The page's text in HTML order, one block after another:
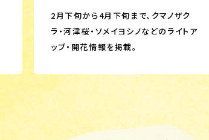
2月下旬から4月下旬まで、クマノザク
ラ・河津桜・ソメイヨシノなどのライトア
ップ・開花情報を掲載。